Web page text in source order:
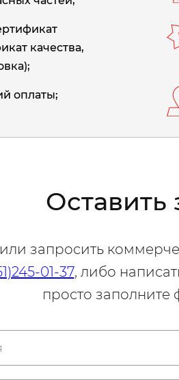
качества,
оплаты;
Оставить
запросить
01-37, либо
просто